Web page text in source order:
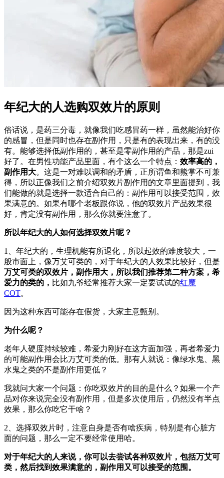
年纪大的人选购双效片的原则
俗话说，是药三分毒，就像我们吃感冒药一样，虽然能治好你
的感冒，但是同时也存在副作用，只是有的表现出来，有的没
有。能够选择低副作用的，甚至是零副作用的产品，那是zui
好了。在男性功能产品里面，有个这么一个特点： 效率高的，
副作用大。这是一对难以调和的矛盾，正所谓鱼和熊掌不可兼
得，所以正像我们之前介绍双效片副作用的文章里面提到，我
们能做的就是选择一款适合自己的：副作用可以接受范围，效
果满意的。如果有哪个老板跟你说，他的双效片产品效果很
好，肯定没有副作用，那么你就要注意了。
所以年纪大的人如何选择双效片呢？
1、年纪大的，生理机能有所退化，所以起效的难度较大，一
般市面上，像万艾可类的，对于年纪大的人效果比较好，但是
万艾可类的双效片，副作用大，所以我们推荐第二种方案，希
爱力的类的， 比如九爷经常推荐大家一定要试试的红魔
COT。
因为这种东西可能存在假货，大家主意甄别。
为什么呢？
老年人硬度持续较难，希爱力刚好在这方面加强，再者希爱力
的可能副作用会比万艾可类的低。那有人就说：像绿水鬼、黑
水鬼之类的不是副作用更低？
我就问大家一个问题：你吃双效片的目的是什么？如果一个产
品对你来说完全没有副作用，但是多次使用后，仍然没有半点
效果，那么你吃它干啥？
2、选择双效片时，注意自身是否有啥疾病，特别是有心脏方
面的问题，那么一定不要经常使用哈。
对于年纪大的人来说，你可以去尝试各种双效片，包括万艾可
类，然后找到效果满意的，副作用又可以接受的范围。